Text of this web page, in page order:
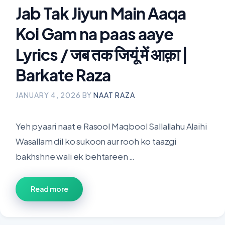
Jab Tak Jiyun Main Aaqa
Koi Gam na paas aaye
Lyrics / जब तक जियूं में आक़ा |
Barkate Raza
JANUARY 4, 2026 BY NAAT RAZA
Yeh pyaari naat e Rasool Maqbool Sallallahu Alaihi
Wasallam dil ko sukoon aur rooh ko taazgi
bakhshne wali ek behtareen …
Read more